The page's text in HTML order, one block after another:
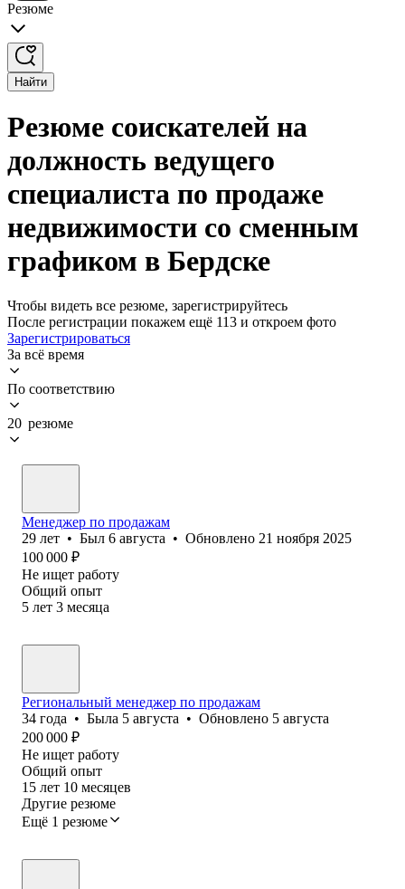
Резюме
Найти
Резюме соискателей на
должность ведущего
специалиста по продаже
недвижимости со сменным
графиком в Бердске
Чтобы видеть все резюме, зарегистрируйтесь
После регистрации покажем ещё 113 и откроем фото
Зарегистрироваться
За всё время
По соответствию
20 резюме
Менеджер по продажам
29 лет • Был 6 августа • Обновлено 21 ноября 2025
100 000 ₽
Не ищет работу
Общий опыт
5 лет 3 месяца
Региональный менеджер по продажам
34 года • Была 5 августа • Обновлено 5 августа
200 000 ₽
Не ищет работу
Общий опыт
15 лет 10 месяцев
Другие резюме
Ещё 1 резюме